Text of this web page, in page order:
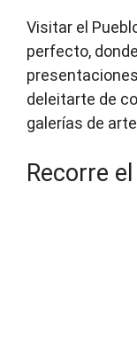
Visitar el
perfecto,
deleitarte de
galerías de
Recorre